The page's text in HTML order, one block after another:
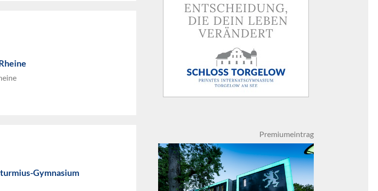
Gymnasium
Premiumeintrag